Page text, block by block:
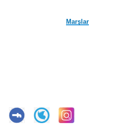
Marşlar